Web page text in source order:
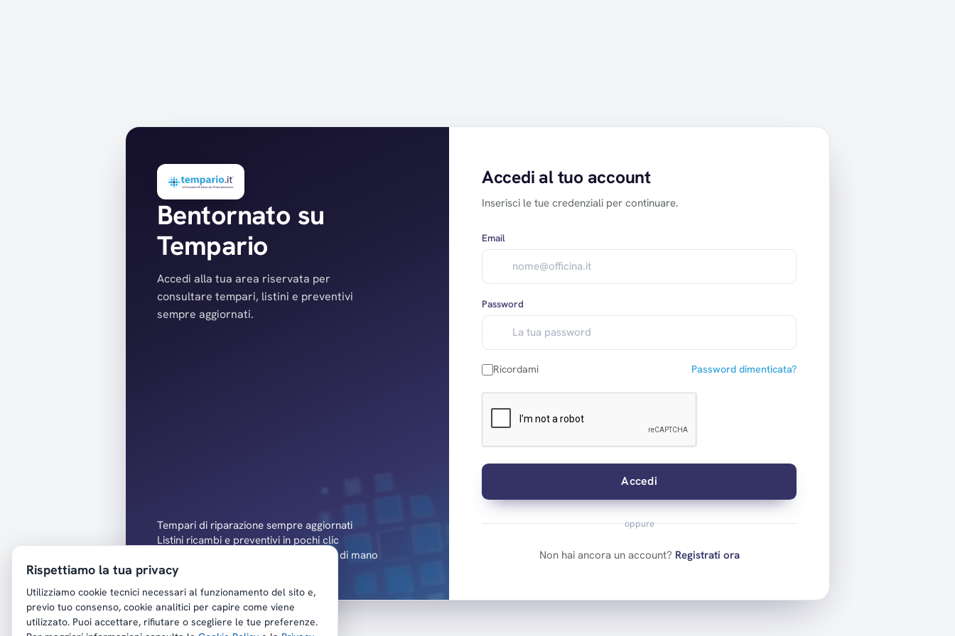
Bentornato su
Tempario
Accedi alla tua area riservata per
consultare tempari, listini e preventivi
sempre aggiornati.
Tempari di riparazione sempre aggiornati
Listini ricambi e preventivi in pochi clic
Documenti e richiami tecnici a portata di mano
Accedi al tuo account
Inserisci le tue credenziali per continuare.
Email
Password
Ricordami Password dimenticata?
Accedi
oppure
Non hai ancora un account? Registrati ora
Rispettiamo la tua privacy
Utilizziamo cookie tecnici necessari al funzionamento del sito e,
previo tuo consenso, cookie analitici per capire come viene
utilizzato. Puoi accettare, rifiutare o scegliere le tue preferenze.